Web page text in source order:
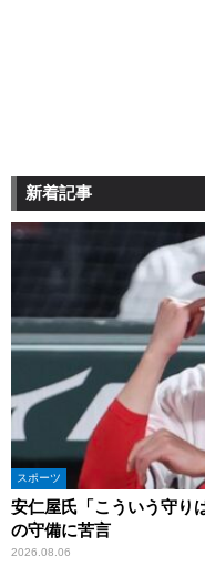
新着記事
スポーツ
安仁屋氏「こういう守り
の守備に苦言
2026.08.06